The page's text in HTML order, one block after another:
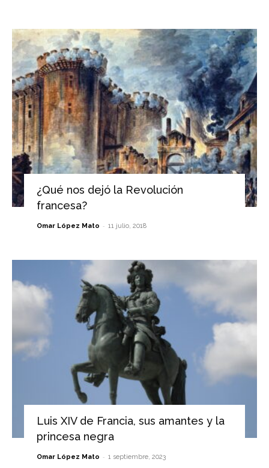
¿Qué nos dejó la Revolución
francesa?
Omar López Mato - 11 julio, 2018
Luis XIV de Francia, sus amantes y la
princesa negra
Omar López Mato - 1 septiembre, 2023